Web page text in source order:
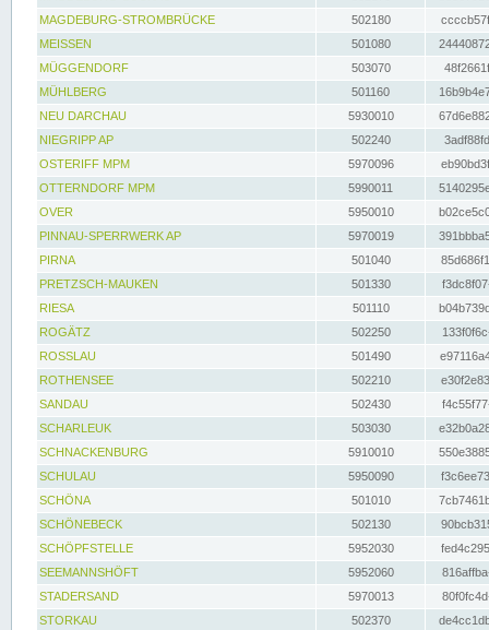
MAGDEBURG-STROMBRÜCKE
502180
MEISSEN
501080
MÜGGENDORF
503070
MÜHLBERG
501160
NEU DARCHAU
5930010
NIEGRIPP AP
502240
OSTERIFF MPM
5970096
OTTERNDORF MPM
5990011
OVER
5950010
PINNAU-SPERRWERK AP
5970019
PIRNA
501040
PRETZSCH-MAUKEN
501330
RIESA
501110
ROGÄTZ
502250
ROSSLAU
501490
ROTHENSEE
502210
SANDAU
502430
SCHARLEUK
503030
SCHNACKENBURG
5910010
SCHULAU
5950090
SCHÖNA
501010
SCHÖNEBECK
502130
SCHÖPFSTELLE
5952030
SEEMANNSHÖFT
5952060
STADERSAND
5970013
STORKAU
502370